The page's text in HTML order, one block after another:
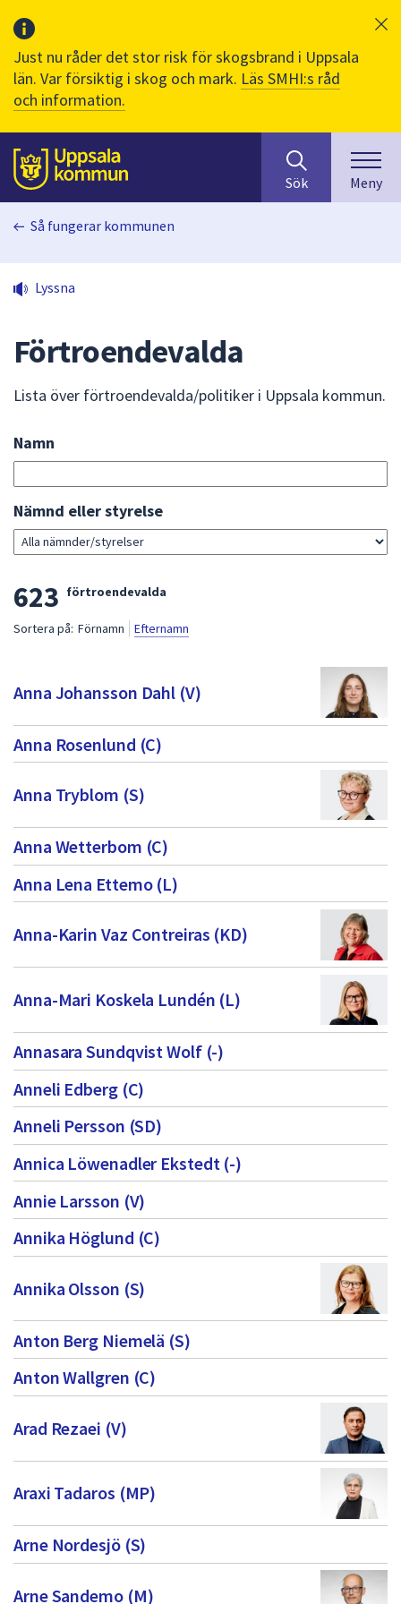
Just nu råder det stor risk för skogsbrand i Uppsala
län. Var försiktig i skog och mark. Läs SMHI:s råd
och information.
Till sidans
huvudinnehåll
efter
innehåll
på
sökförslag
under
fältet.
piltangenterna
för
att
något
Sök Meny
Så fungerar kommunen
Lyssna
Förtroendevalda
Lista över förtroendevalda/politiker i Uppsala kommun.
Sök
bland
förtroendevalda
Namn
Gå
direkt
till
Nämnd eller styrelse
L
i
t
a
m
e
d
f
ö
r
t
r
o
e
n
d
e
v
a
l
d
a
s
i
a
2
623 förtroendevalda
Sortera på: Förnamn Efternamn
Anna Johansson Dahl (V)
Anna Rosenlund (C)
Anna Tryblom (S)
Anna Wetterbom (C)
Anna Lena Ettemo (L)
Anna-Karin Vaz Contreiras (KD)
Anna-Mari Koskela Lundén (L)
Annasara Sundqvist Wolf (-)
Anneli Edberg (C)
Anneli Persson (SD)
Annica Löwenadler Ekstedt (-)
Annie Larsson (V)
Annika Höglund (C)
Annika Olsson (S)
Anton Berg Niemelä (S)
Anton Wallgren (C)
Arad Rezaei (V)
Araxi Tadaros (MP)
Arne Nordesjö (S)
Arne Sandemo (M)